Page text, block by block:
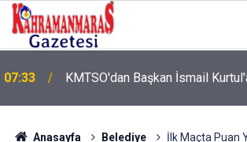
07:33 KMTSO'dan Başkan İsmail
Anasayfa Belediye İlk Maçta Puan